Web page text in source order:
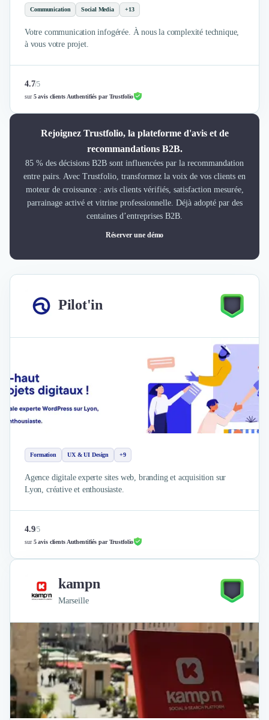
Communication Social Media +13
Votre communication infogérée. À nous la complexité technique,
à vous votre projet.
4.7/5
sur5 avis clients Authentifiés par Trustfolio
Rejoignez Trustfolio, la plateforme d'avis et de
recommandations B2B.
85 % des décisions B2B sont influencées par la recommandation
entre pairs. Avec Trustfolio, transformez la voix de vos clients en
moteur de croissance : avis clients vérifiés, satisfaction mesurée,
parrainage activé et vitrine professionnelle. Déjà adopté par des
centaines d’entreprises B2B.
Réserver une démo
Pilot'in
Formation UX & UI Design +9
Agence digitale experte sites web, branding et acquisition sur
Lyon, créative et enthousiaste.
4.9/5
sur5 avis clients Authentifiés par Trustfolio
kampn
Marseille